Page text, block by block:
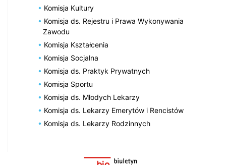
Komisja Kultury
Komisja ds. Rejestru i Prawa Wykonywania
Zawodu
Komisja Kształcenia
Komisja Socjalna
Komisja ds. Praktyk Prywatnych
Komisja Sportu
Komisja ds. Młodych Lekarzy
Komisja ds. Lekarzy Emerytów i Rencistów
Komisja ds. Lekarzy Rodzinnych